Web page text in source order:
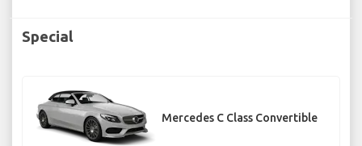
Special
Mercedes C Class Convertible